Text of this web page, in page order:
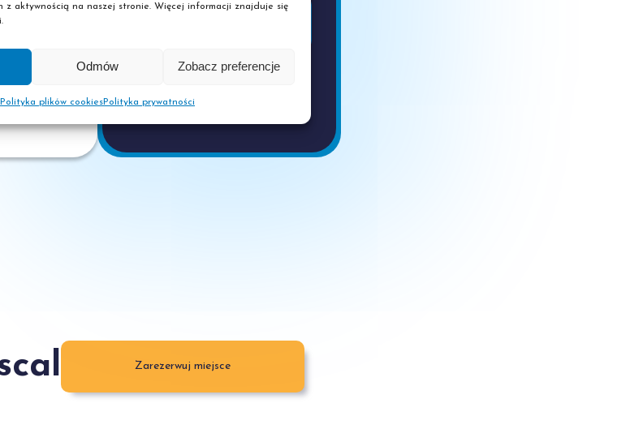
z aktywnością na naszej stronie. Więcej informacji znajduje się
Odmów Zobacz preferencje
Polityka plików cookiesPolityka prywatności
kursów.
Zarezerwuj miejsce